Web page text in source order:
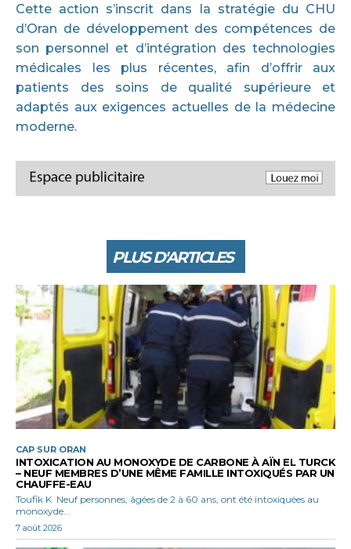
Cette action s’inscrit dans la stratégie du CHU
d’Oran de développement des compétences de
son personnel et d’intégration des technologies
médicales les plus récentes, afin d’offrir aux
patients des soins de qualité supérieure et
adaptés aux exigences actuelles de la médecine
moderne.
PLUS D'ARTICLES
CAP SUR ORAN
INTOXICATION AU MONOXYDE DE CARBONE À AÏN EL TURCK
– NEUF MEMBRES D’UNE MÊME FAMILLE INTOXIQUÉS PAR UN
CHAUFFE-EAU
Toufik K Neuf personnes, âgées de 2 à 60 ans, ont été intoxiquées au
monoxyde...
7 août 2026